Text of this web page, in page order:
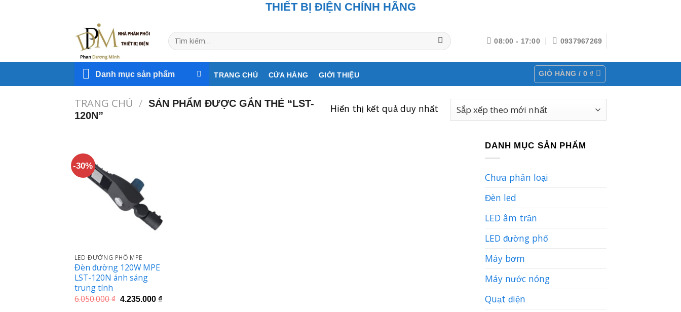
THIẾT BỊ ĐIỆN CHÍNH HÃNG
Tìm
kiếm:
08:00 - 17:00 0937967269
Danh mục sản phẩm TRANG CHỦ CỬA HÀNG GIỚI THIỆU GIỎ HÀNG / 0 ₫
TRANG CHỦ / SẢN PHẨM ĐƯỢC GẮN THẺ “LST-
120N”
Hiển thị kết quả duy nhất
-30%
LED ĐƯỜNG PHỐ MPE
Đèn đường 120W MPE
LST-120N ánh sáng
trung tính
6.050.000₫ Giá
gốc
4.235.000 ₫Giá
DANH MỤC SẢN PHẨM
Chưa phân loại
Đèn led
LED âm trần
LED đường phố
Máy bơm
Máy nước nóng
Quạt điện